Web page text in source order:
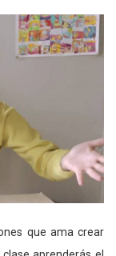
que ama crear